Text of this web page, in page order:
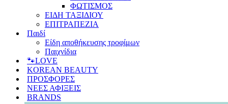
ΦΩΤΙΣΜΟΣ
ΕΙΔΗ ΤΑΞΙΔΙΟΥ
ΕΠΙΤΡΑΠΕΖΙΑ
Παιδί
Είδη αποθήκευσης τροφίμων
Παιχνίδια
🐾LOVE
KOREAN BEAUTY
ΠΡΟΣΦΟΡΕΣ
ΝΕΕΣ ΑΦΙΞΕΙΣ
BRANDS